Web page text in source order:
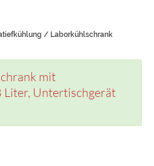
/ Laborkühlschrank
mit
Liter, Untertischgerät